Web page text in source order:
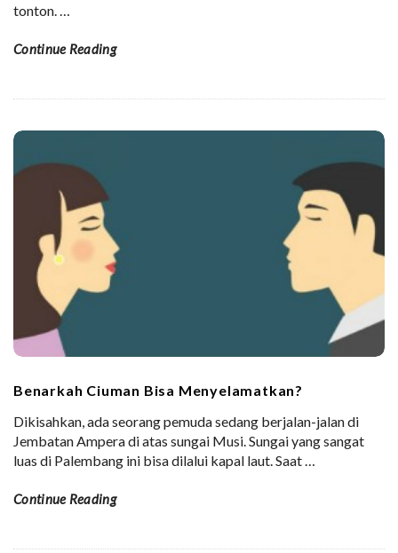
tonton.…
Continue Reading
Benarkah Ciuman Bisa Menyelamatkan?
Dikisahkan, ada seorang pemuda sedang berjalan-jalan di
Jembatan Ampera di atas sungai Musi. Sungai yang sangat
luas di Palembang ini bisa dilalui kapal laut. Saat…
Continue Reading